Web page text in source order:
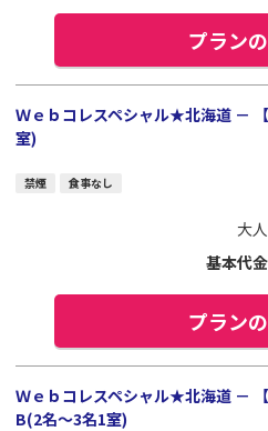
プラン
Ｗｅｂコレスペシャル★北海道 －
室)
禁煙 食事なし
大
基本代
プラン
Ｗｅｂコレスペシャル★北海道 －
B(2名～3名1室)